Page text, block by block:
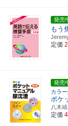
発売
もう
定価
発売
カラ
ポケ
八木
定価